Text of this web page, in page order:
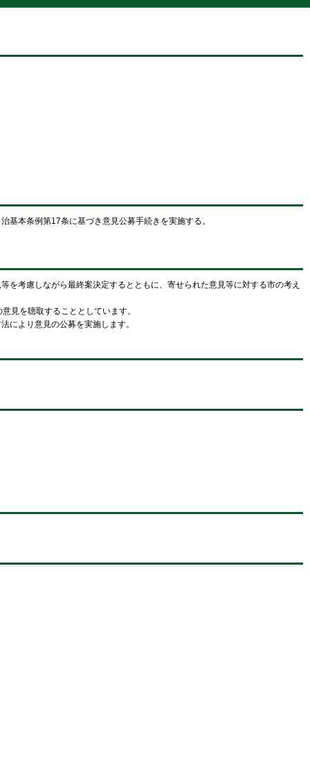
本条例第17条に基づき意見公募手続きを実施する。
考慮しながら最終案決定するとともに、寄せられた意見等に対する市の考え
見を聴取することとしています。
により意見の公募を実施します。